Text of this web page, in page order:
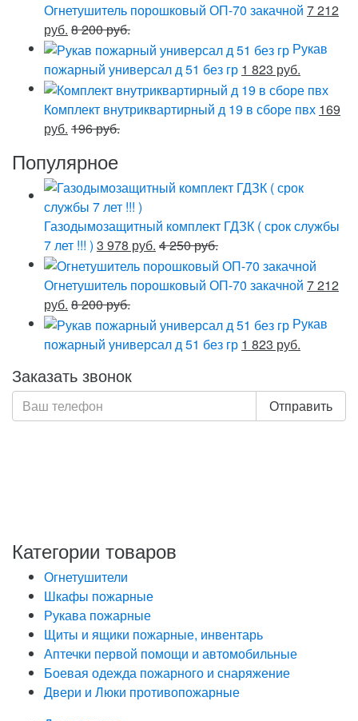
Огнетушитель порошковый ОП-70 закачной 7 212
руб. 8 200 руб.
Рукав
пожарный универсал д 51 без гр 1 823 руб.
Комплект внутриквартирный д 19 в сборе пвх 169
руб. 196 руб.
Популярное
Газодымозащитный комплект ГДЗК ( срок службы
7 лет !!! ) 3 978 руб. 4 250 руб.
Огнетушитель порошковый ОП-70 закачной 7 212
руб. 8 200 руб.
Рукав
пожарный универсал д 51 без гр 1 823 руб.
Заказать звонок
Отправить
Категории товаров
Огнетушители
Шкафы пожарные
Рукава пожарные
Щиты и ящики пожарные, инвентарь
Аптечки первой помощи и автомобильные
Боевая одежда пожарного и снаряжение
Двери и Люки противопожарные